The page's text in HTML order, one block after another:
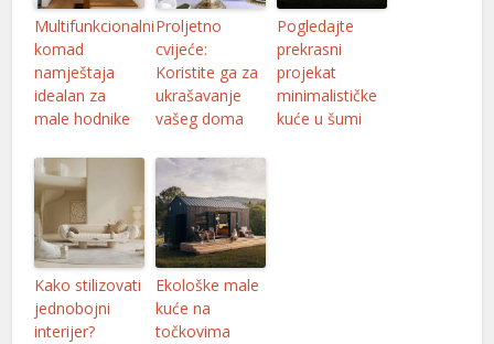
Multifunkcionalni
komad
namještaja
idealan za
male hodnike
Proljetno
cvijeće:
Koristite ga za
ukrašavanje
vašeg doma
Pogledajte
prekrasni
projekat
minimalističke
kuće u šumi
Kako stilizovati
jednobojni
interijer?
Ekološke male
kuće na
točkovima